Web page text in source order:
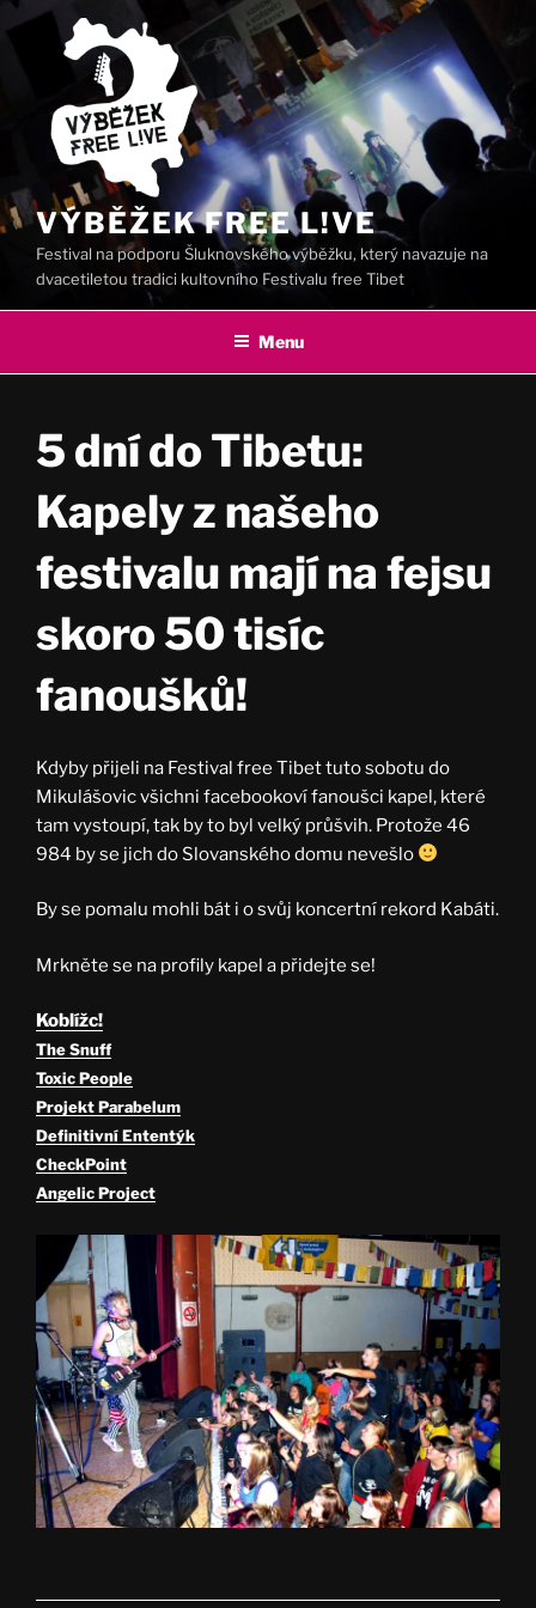
Přejít
VÝBĚŽEK FREE L!VE
Festival na podporu Šluknovského výběžku, který navazuje na
dvacetiletou tradici kultovního Festivalu free Tibet
Menu
5 dní do Tibetu:
Kapely z našeho
festivalu mají na fejsu
skoro 50 tisíc
fanoušků!
Kdyby přijeli na Festival free Tibet tuto sobotu do
Mikulášovic všichni facebookoví fanoušci kapel, které
tam vystoupí, tak by to byl velký průšvih. Protože 46
984 by se jich do Slovanského domu nevešlo
By se pomalu mohli bát i o svůj koncertní rekord Kabáti.
Mrkněte se na profily kapel a přidejte se!
Koblížc!
The Snuff
Toxic People
Projekt Parabelum
Definitivní Ententýk
CheckPoint
Angelic Project